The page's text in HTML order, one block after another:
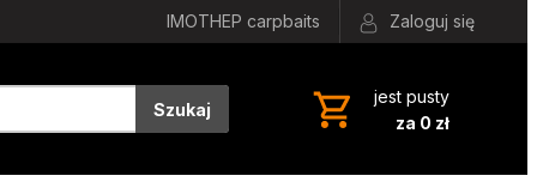
IMOTHEP carpbaits Zaloguj się
Szukaj
jest pusty
za 0 zł